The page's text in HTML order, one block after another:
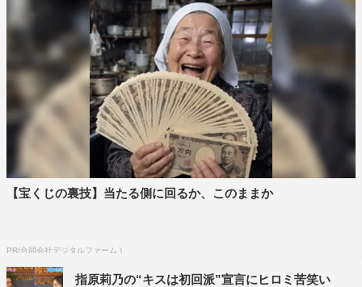
そんな逢沢の言葉に休日課長もうれしそうな表情を見せる
と、ヒロミは「なんか休日課長って、バツ2の人が、『初
めてすごい良い人に出会っちゃった！』っていうぐらいの
落ち着きがあるよね（笑）」と言及。これを受けた指原も
「落ち着き方がね（笑）」と同調すると、現場では笑いが
巻き起こった。
【宝くじの裏技】当たる側に回るか、このままか
PR(合同会社デジタルファーム )
指原莉乃の“キスは初回派”宣言にヒロミ苦笑い